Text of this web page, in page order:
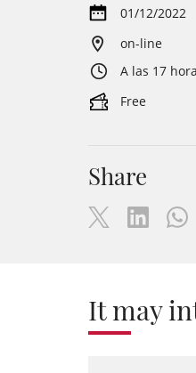
01/12/2022
on-line
A las 17
Free
Share
It may